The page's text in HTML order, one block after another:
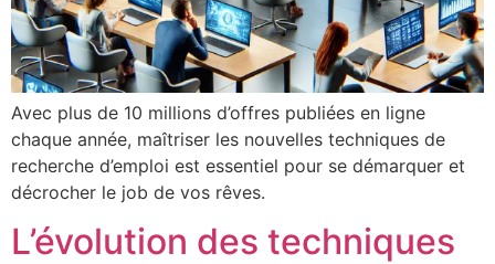
Avec plus de 10 millions d’offres publiées en ligne
chaque année, maîtriser les nouvelles techniques de
recherche d’emploi est essentiel pour se démarquer et
décrocher le job de vos rêves.
L’évolution des techniques